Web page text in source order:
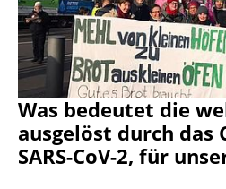
Was bedeutet die
ausgelöst durch das
SARS-CoV-2, für